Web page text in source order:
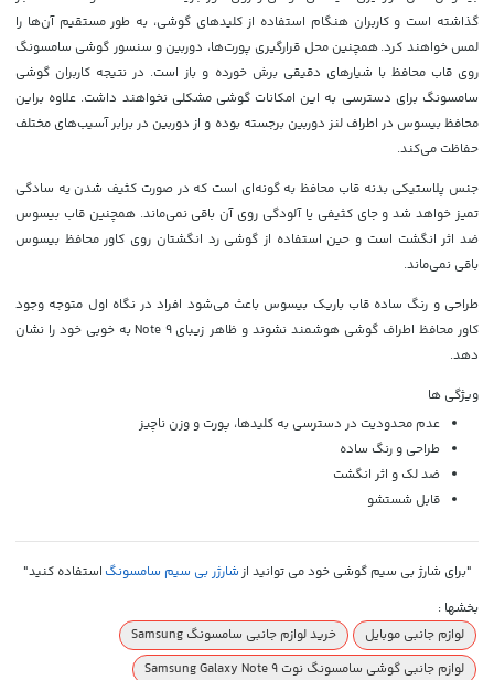
گذاشته است و کاربران هنگام استفاده از کلیدهای گوشی، به طور مستقیم آن‌ها را
لمس خواهند کرد. همچنین محل قرارگیری پورت‌ها، دوربین و سنسور گوشی سامسونگ
روی قاب محافظ با شیارهای دقیقی برش خورده و باز است. در نتیجه کاربران گوشی
سامسونگ برای دسترسی به این امکانات گوشی مشکلی نخواهند داشت. علاوه براین
محافظ بیسوس در اطراف لنز دوربین برجسته بوده و از دوربین در برابر آسیب‌های مختلف
حفاظت می‌کند.
جنس پلاستیکی بدنه قاب محافظ به گونه‌ای است که در صورت کثیف شدن یه سادگی
تمیز خواهد شد و جای کثیفی یا آلودگی روی آن باقی نمی‌ماند. همچنین قاب بیسوس
ضد اثر انگشت است و حین استفاده از گوشی رد انگشتان روی کاور محافظ بیسوس
باقی نمی‌ماند.
طراحی و رنگ ساده قاب باریک بیسوس باعث می‌شود افراد در نگاه اول متوجه وجود
کاور محافظ اطراف گوشی هوشمند نشوند و ظاهر زیبای Note 9به خوبی خود را نشان
دهد.
ویژگی ها
عدم محدودیت در دسترسی به کلیدها، پورت و وزن ناچیز
طراحی و رنگ ساده
ضد لک و اثر انگشت
قابل شستشو
"برای شارژ بی سیم گوشی خود می توانید از شارژر بی سیم سامسونگ استفاده کنید"
بخشها :
لوازم جانبی موبایل
خرید لوازم جانبی سامسونگ Samsung
لوازم جانبی گوشی سامسونگ نوت Samsung Galaxy Note 9